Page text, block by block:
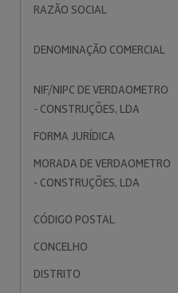
RAZÃO SOCIAL
DENOMINAÇÃO COMERCIAL
NIF/NIPC DE VERDAOMETRO
- CONSTRUÇÕES, LDA
FORMA JURÍDICA
MORADA DE VERDAOMETRO
- CONSTRUÇÕES, LDA
CÓDIGO POSTAL
CONCELHO
DISTRITO